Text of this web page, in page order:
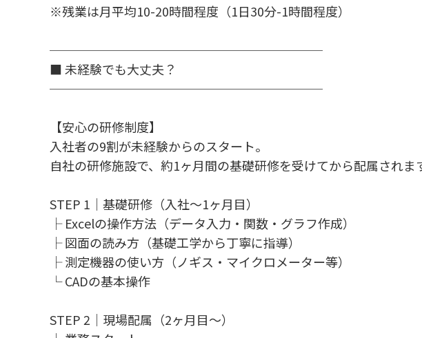
※残業は月平均10-20時間程度（1日30分-1時間程度）
──────────────────────
■ 未経験でも大丈夫？
──────────────────────
【安心の研修制度】
入社者の9割が未経験からのスタート。
自社の研修施設で、約1ヶ月間の基礎研修を受けてから配属されま
STEP 1｜基礎研修（入社～1ヶ月目）
├ Excelの操作方法（データ入力・関数・グラフ作成）
├ 図面の読み方（基礎工学から丁寧に指導）
├ 測定機器の使い方（ノギス・マイクロメーター等）
└ CADの基本操作
STEP 2｜現場配属（2ヶ月目～）